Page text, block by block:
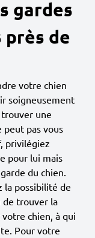
gardes
près de
votre chien
soigneusement
une
pas vous
privilégiez
pour lui mais
du chien.
la possibilité de
trouver la
chien, à qui
Pour votre